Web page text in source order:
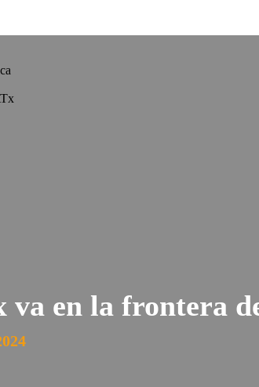
va en la frontera